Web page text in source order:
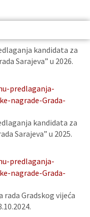
kandidata za
Sarajeva” u 2026.
predlaganja-
nagrade-Grada-
kandidata za
Sarajeva” u 2025.
predlaganja-
nagrade-Grada-
Gradskog vijeća